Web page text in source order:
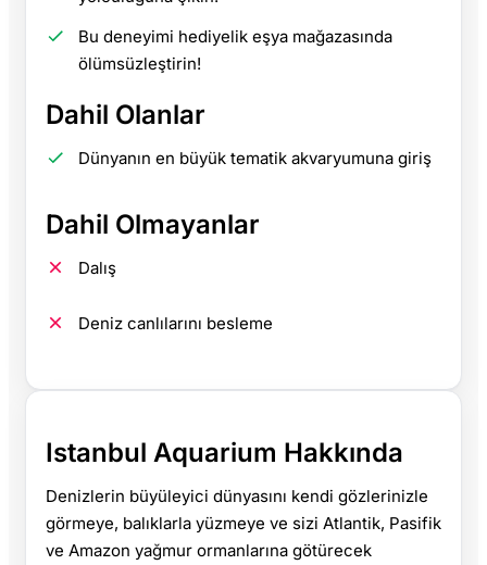
Bu deneyimi hediyelik eşya mağazasında
ölümsüzleştirin!
Dahil Olanlar
Dünyanın en büyük tematik akvaryumuna giriş
Dahil Olmayanlar
Dalış
Deniz canlılarını besleme
Istanbul Aquarium Hakkında
Denizlerin büyüleyici dünyasını kendi gözlerinizle
görmeye, balıklarla yüzmeye ve sizi Atlantik, Pasifik
ve Amazon yağmur ormanlarına götürecek